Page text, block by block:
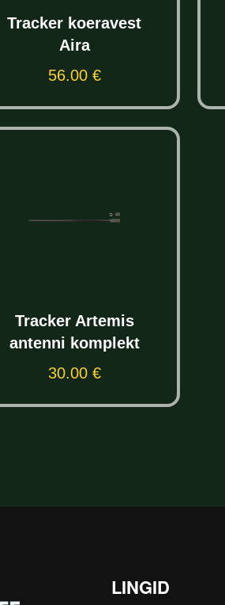
Tracker koeravest
Aira
56.00 €
Tracker Artemis
antenni komplekt
30.00 €
LINGID